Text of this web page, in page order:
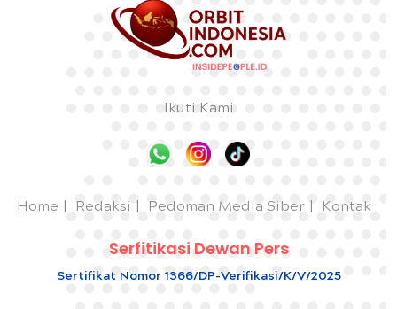
Ikuti Kami
Home Redaksi Pedoman Media Siber Kontak
Serfitikasi Dewan Pers
Sertifikat Nomor 1366/DP-Verifikasi/K/V/2025